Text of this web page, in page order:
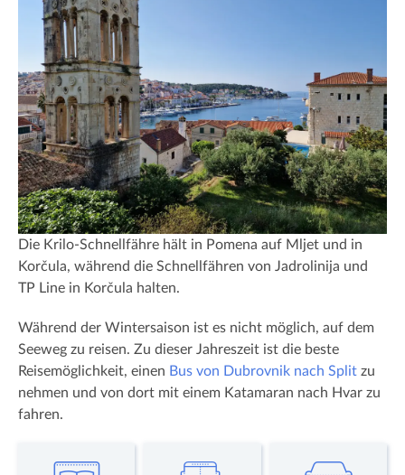
Die Krilo-Schnellfähre hält in Pomena auf Mljet und in
Korčula, während die Schnellfähren von Jadrolinija und
TP Line in Korčula halten.
Während der Wintersaison ist es nicht möglich, auf dem
Seeweg zu reisen. Zu dieser Jahreszeit ist die beste
Reisemöglichkeit, einen Bus von Dubrovnik nach Split zu
nehmen und von dort mit einem Katamaran nach Hvar zu
fahren.